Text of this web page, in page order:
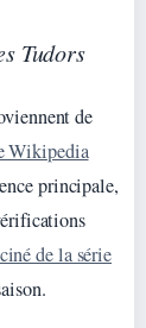
Tudors
de
Wikipedia
principale,
de la série